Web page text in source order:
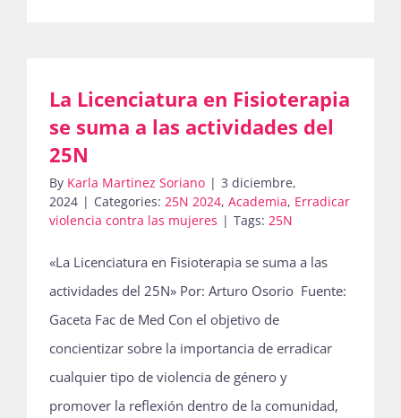
La Licenciatura en Fisioterapia
se suma a las actividades del
25N
By Karla Martinez Soriano | 3 diciembre,
2024 | Categories: 25N 2024, Academia, Erradicar
violencia contra las mujeres | Tags: 25N
«La Licenciatura en Fisioterapia se suma a las
actividades del 25N» Por: Arturo Osorio Fuente:
Gaceta Fac de Med Con el objetivo de
concientizar sobre la importancia de erradicar
cualquier tipo de violencia de género y
promover la reflexión dentro de la comunidad,